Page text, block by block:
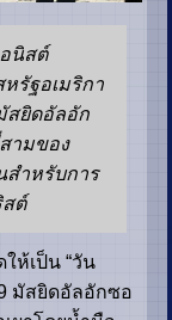
นิสต์
หรัฐอเมริกา
สยิดอัลอัก
ามของ
สำหรับการ
สต์
ห้เป็น “วัน
มัสยิดอัลอักซอ